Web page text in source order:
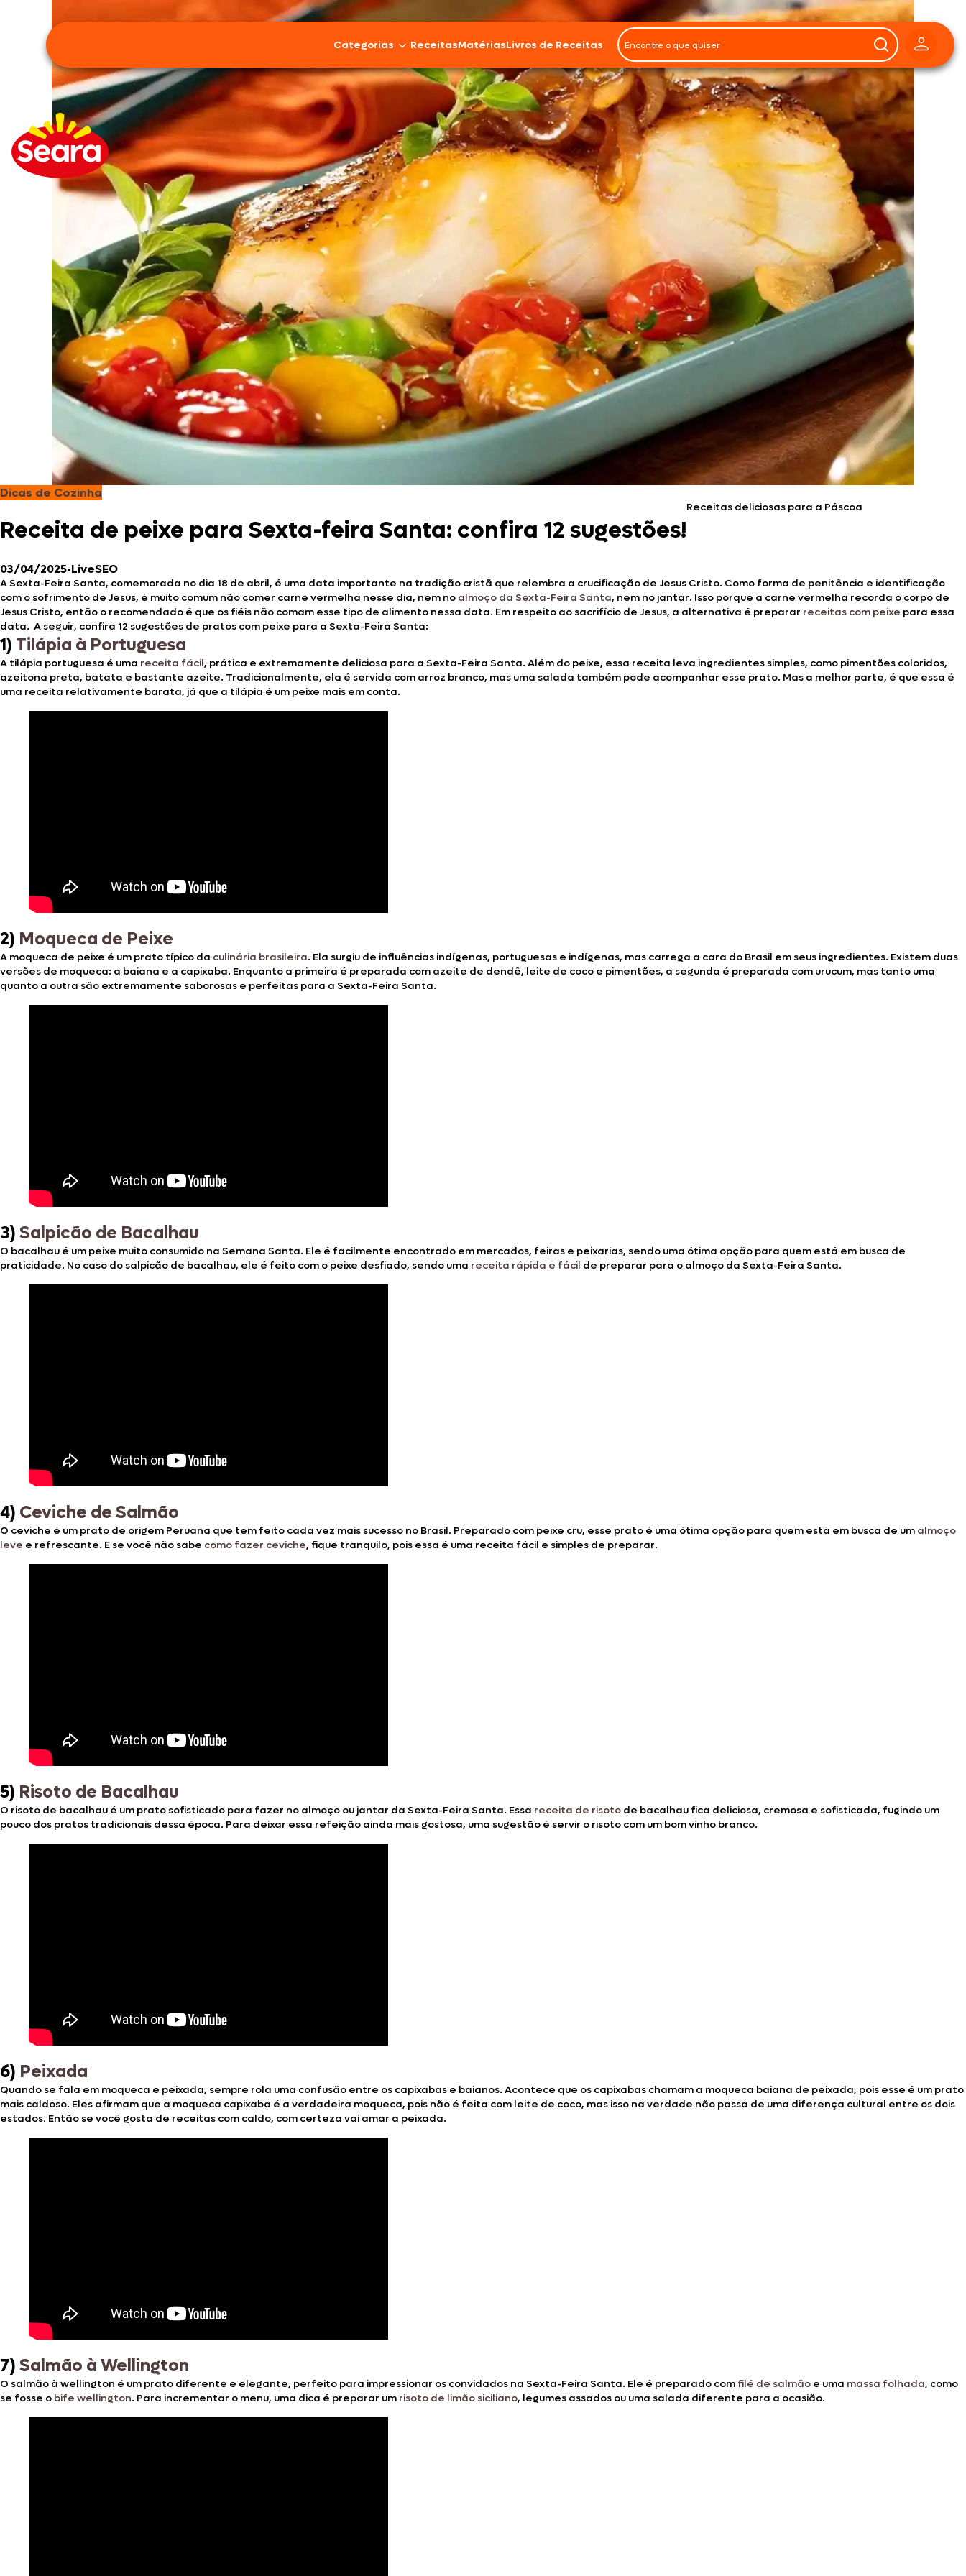
Categorias
Bovinos
Cordeiro
Carnes Suínas
Aves
Frios e Embutidos
Peixes e Frutos do Mar
100% Vegetal
Doces, Bolos e Sobremesas
Pães e Massas
Bebidas
Entrevistas
ReceitasMatériasLivros de Receitas
Dicas de Cozinha
Receita de peixe para Sexta-feira Santa: confira 12 sugestões!
Receitas deliciosas para a Páscoa
03/04/2025•LiveSEO
A Sexta-Feira Santa, comemorada no dia 18 de abril, é uma data importante na tradição cristã que relembra a crucificação de Jesus Cristo. Como forma de penitência e identificação
com o sofrimento de Jesus, é muito comum não comer carne vermelha nesse dia, nem no almoço da Sexta-Feira Santa, nem no jantar. Isso porque a carne vermelha recorda o corpo de
Jesus Cristo, então o recomendado é que os fiéis não comam esse tipo de alimento nessa data. Em respeito ao sacrifício de Jesus, a alternativa é preparar receitas com peixe para essa
data. A seguir, confira 12 sugestões de pratos com peixe para a Sexta-Feira Santa:
1) Tilápia à Portuguesa
A tilápia portuguesa é uma receita fácil, prática e extremamente deliciosa para a Sexta-Feira Santa. Além do peixe, essa receita leva ingredientes simples, como pimentões coloridos,
azeitona preta, batata e bastante azeite. Tradicionalmente, ela é servida com arroz branco, mas uma salada também pode acompanhar esse prato. Mas a melhor parte, é que essa é
uma receita relativamente barata, já que a tilápia é um peixe mais em conta.
2) Moqueca de Peixe
A moqueca de peixe é um prato típico da culinária brasileira. Ela surgiu de influências indígenas, portuguesas e indígenas, mas carrega a cara do Brasil em seus ingredientes. Existem duas
versões de moqueca: a baiana e a capixaba. Enquanto a primeira é preparada com azeite de dendê, leite de coco e pimentões, a segunda é preparada com urucum, mas tanto uma
quanto a outra são extremamente saborosas e perfeitas para a Sexta-Feira Santa.
3)Salpicão de Bacalhau
O bacalhau é um peixe muito consumido na Semana Santa. Ele é facilmente encontrado em mercados, feiras e peixarias, sendo uma ótima opção para quem está em busca de
praticidade. No caso do salpicão de bacalhau, ele é feito com o peixe desfiado, sendo uma receita rápida e fácil de preparar para o almoço da Sexta-Feira Santa.
4) Ceviche de Salmão
O ceviche é um prato de origem Peruana que tem feito cada vez mais sucesso no Brasil. Preparado com peixe cru, esse prato é uma ótima opção para quem está em busca de um almoço
leve e refrescante. E se você não sabe como fazer ceviche, fique tranquilo, pois essa é uma receita fácil e simples de preparar.
5) Risoto de Bacalhau
O risoto de bacalhau é um prato sofisticado para fazer no almoço ou jantar da Sexta-Feira Santa. Essa receita de risoto de bacalhau fica deliciosa, cremosa e sofisticada, fugindo um
pouco dos pratos tradicionais dessa época. Para deixar essa refeição ainda mais gostosa, uma sugestão é servir o risoto com um bom vinho branco.
6) Peixada
Quando se fala em moqueca e peixada, sempre rola uma confusão entre os capixabas e baianos. Acontece que os capixabas chamam a moqueca baiana de peixada, pois esse é um prato
mais caldoso. Eles afirmam que a moqueca capixaba é a verdadeira moqueca, pois não é feita com leite de coco, mas isso na verdade não passa de uma diferença cultural entre os dois
estados. Então se você gosta de receitas com caldo, com certeza vai amar a peixada.
7)Salmão à Wellington
O salmão à wellington é um prato diferente e elegante, perfeito para impressionar os convidados na Sexta-Feira Santa. Ele é preparado com filé de salmão e uma massa folhada, como
se fosse o bife wellington. Para incrementar o menu, uma dica é preparar um risoto de limão siciliano, legumes assados ou uma salada diferente para a ocasião.